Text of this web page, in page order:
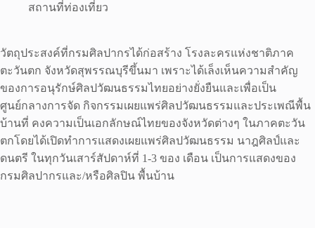
สถานที่ท่องเที่ยว
วัตถุประสงค์ที่กรมศิลปากรได้ก่อสร้าง โรงละครแห่งชาติภาค
ตะวันตก จังหวัดสุพรรณบุรีขึ้นมา เพราะได้เล็งเห็นความสำคัญ
ของการอนุรักษ์ศิลปวัฒนธรรมไทยอย่างยั่งยืนและเพื่อเป็น
ศูนย์กลางการจัด กิจกรรมเผยแพร่ศิลปวัฒนธรรมและประเพณีพื้น
บ้านที่ คงความเป็นเอกลักษณ์ไทยของจังหวัดต่างๆ ในภาคตะวัน
ตกโดยได้เปิดทำการแสดงเผยแพร่ศิลปวัฒนธรรม นาฎศิลป์และ
ดนตรี ในทุกวันเสาร์สัปดาห์ที่ 1-3 ของ เดือน เป็นการแสดงของ
กรมศิลปากรและ/หรือศิลปิน พื้นบ้าน